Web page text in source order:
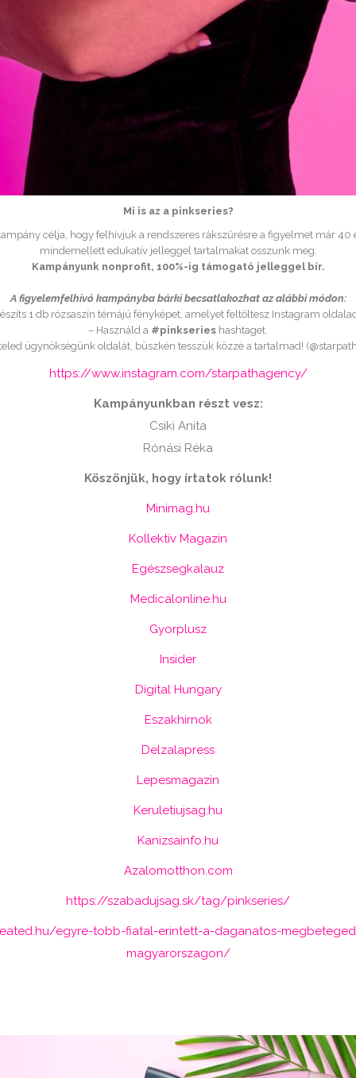
Mi is az a pinkseries?
célja, hogy felhívjuk a rendszeres rákszűrésre a figyelmet már 40
mindemellett edukatív jelleggel tartalmakat osszunk meg.
Kampányunk nonprofit, 100%-ig támogató jelleggel bír.
A figyelemfelhívó kampányba bárki becsatlakozhat az alábbi módon:
1 db rózsaszín témájú fényképet, amelyet feltöltesz Instagram
– Használd a #pinkseries hashtaget.
ügynökségünk oldalát, büszkén tesszük közzé a tartalmad!
https://www.instagram.com/starpathagency/
Kampányunkban részt vesz:
Csiki Anita
Rónási Réka
Köszönjük, hogy írtatok rólunk!
Minimag.hu
Kollektív Magazin
Egészsegkalauz
Medicalonline.hu
Gyorplusz
Insider
Digital Hungary
Eszakhirnok
Delzalapress
Lepesmagazin
Keruletiujsag.hu
Kanizsainfo.hu
Azalomotthon.com
https://szabadujsag.sk/tag/pinkseries/
egyre-tobb-fiatal-erintett-a-daganatos-
magyarorszagon/